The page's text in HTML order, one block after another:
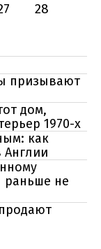
28
призывают
дом,
1970-х
как
раньше не